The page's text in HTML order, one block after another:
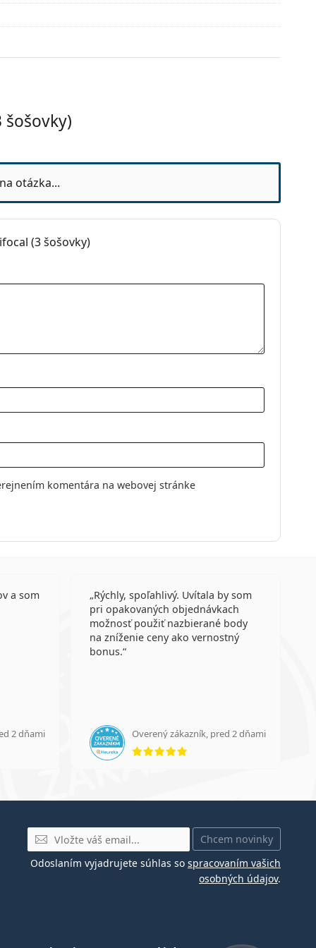
šošovky)
otázka...
(3 šošovky)
komentára na webovej stránke
a som
2 dňami
5 z 5
Rýchly, spoľahlivý. Uvítala by som
pri opakovaných objednávkach
možnosť použiť nazbierané body
na zníženie ceny ako vernostný
bonus.
Overený zákazník, pred 2 dňami
hodnotenie 5 z 5
E-mail
Chcem novinky
Odoslaním vyjadrujete súhlas so spracovaním vašich
osobných údajov.